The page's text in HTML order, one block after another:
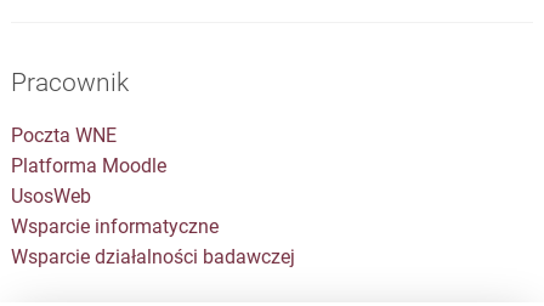
Pracownik
Poczta WNE
Platforma Moodle
UsosWeb
Wsparcie informatyczne
Wsparcie działalności badawczej